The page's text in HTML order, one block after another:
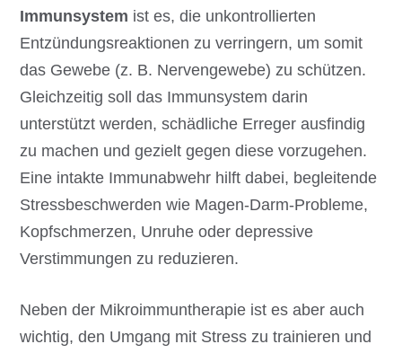
Immunsystem ist es, die unkontrollierten
Entzündungsreaktionen zu verringern, um somit
das Gewebe (z. B. Nervengewebe) zu schützen.
Gleichzeitig soll das Immunsystem darin
unterstützt werden, schädliche Erreger ausfindig
zu machen und gezielt gegen diese vorzugehen.
Eine intakte Immunabwehr hilft dabei, begleitende
Stressbeschwerden wie Magen-Darm-Probleme,
Kopfschmerzen, Unruhe oder depressive
Verstimmungen zu reduzieren.
Neben der Mikroimmuntherapie ist es aber auch
wichtig, den Umgang mit Stress zu trainieren und